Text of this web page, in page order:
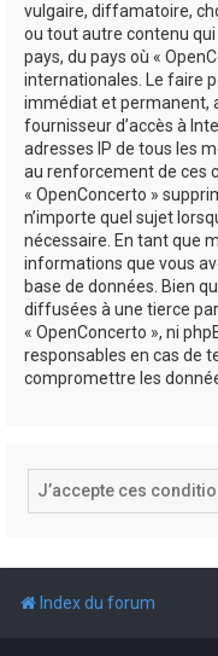
vulgaire, diffamatoire,
ou tout autre contenu
pays, du pays où «
internationales. Le faire
immédiat et permanent,
fournisseur d’accès à
adresses IP de tous les
au renforcement de ces
« OpenConcerto »
n’importe quel sujet
nécessaire. En tant que
informations que vous
base de données. Bien
diffusées à une tierce
« OpenConcerto », ni
responsables en cas de
compromettre les
Index du forum